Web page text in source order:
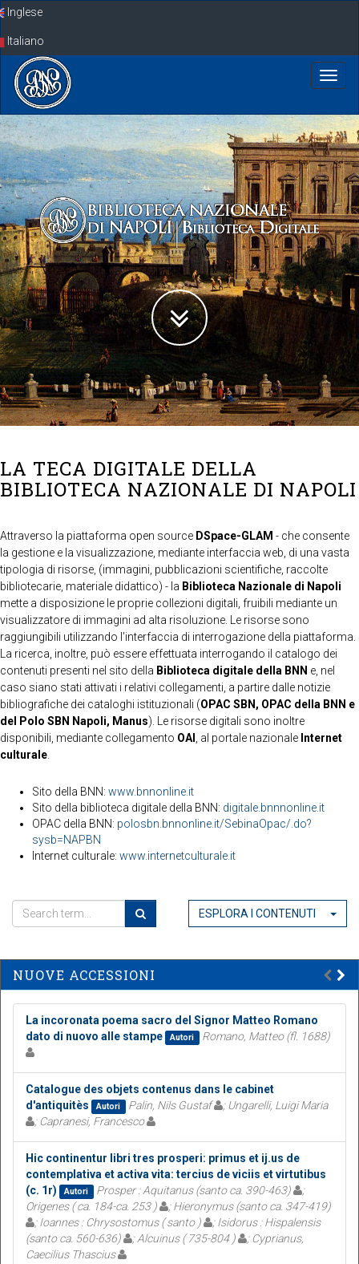
SkipInglese
Italiano
LA TECA DIGITALE DELLA
BIBLIOTECA NAZIONALE DI NAPOLI
Attraverso la piattaforma open source DSpace-GLAM - che consente
la gestione e la visualizzazione, mediante interfaccia web, di una vasta
tipologia di risorse, (immagini, pubblicazioni scientifiche, raccolte
bibliotecarie, materiale didattico) - la Biblioteca Nazionale di Napoli
mette a disposizione le proprie collezioni digitali, fruibili mediante un
visualizzatore di immagini ad alta risoluzione. Le risorse sono
raggiungibili utilizzando l'interfaccia di interrogazione della piattaforma.
La ricerca, inoltre, può essere effettuata interrogando il catalogo dei
contenuti presenti nel sito della Biblioteca digitale della BNN e, nel
caso siano stati attivati i relativi collegamenti, a partire dalle notizie
bibliografiche dei cataloghi istituzionali (OPAC SBN, OPAC della BNN e
del Polo SBN Napoli, Manus). Le risorse digitali sono inoltre
disponibili, mediante collegamento OAI , al portale nazionale Internet
culturale
Sito della BNN: www.bnnonline.it
Sito della biblioteca digitale della BNN: digitale.bnnnonline.it
OPAC della BNN: polosbn.bnnonline.it/SebinaOpac/.do?
sysb=NAPBN
Internet culturale: www.internetculturale.it
ESPLORA I CONTENUTI
NUOVE ACCESSIONI
La incoronata poema sacro del Signor Matteo Romano
dato di nuovo alle stampe
Autori Romano, Matteo (fl. 1688)
Catalogue des objets contenus dans le cabinet
d'antiquitès
Autori Palin, Nils Gustaf
; Ungarelli, Luigi Maria
; Capranesi, Francesco
Hic continentur libri tres prosperi: primus et ij.us de
contemplativa et activa vita: tercius de viciis et virtutibus
(c. 1r)
Autori Prosper : Aquitanus (santo ca. 390-463)
;
Origenes ( ca. 184-ca. 253 )
; Hieronymus (santo ca. 347-419)
; Ioannes : Chrysostomus ( santo )
; Isidorus : Hispalensis
(santo ca. 560-636)
; Alcuinus ( 735-804 )
; Cyprianus,
Caecilius Thascius